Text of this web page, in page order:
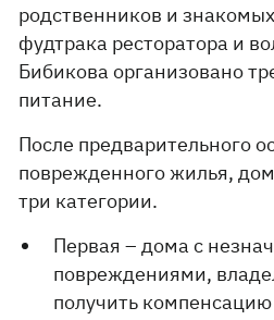
родственников и
фудтрака ресторатора и
Бибикова организовано
питание.
После предварительного
поврежденного жилья,
три категории.
Первая – дома с
повреждениями,
получить